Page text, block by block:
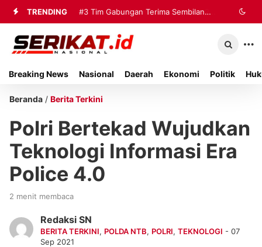
TRENDING #3 Tim Gabungan Terima Sembilan
Korban Evakuasi KM Mutiara Sentosa
Breaking News Nasional Daerah Ekonomi Politik
Beranda / Berita Terkini
Polri Bertekad Wujudkan
Teknologi Informasi Era
Police 4.0
2 menit membaca
Redaksi SN
BERITA TERKINI, POLDA NTB, POLRI, TEKNOLOGI - 07
Sep 2021